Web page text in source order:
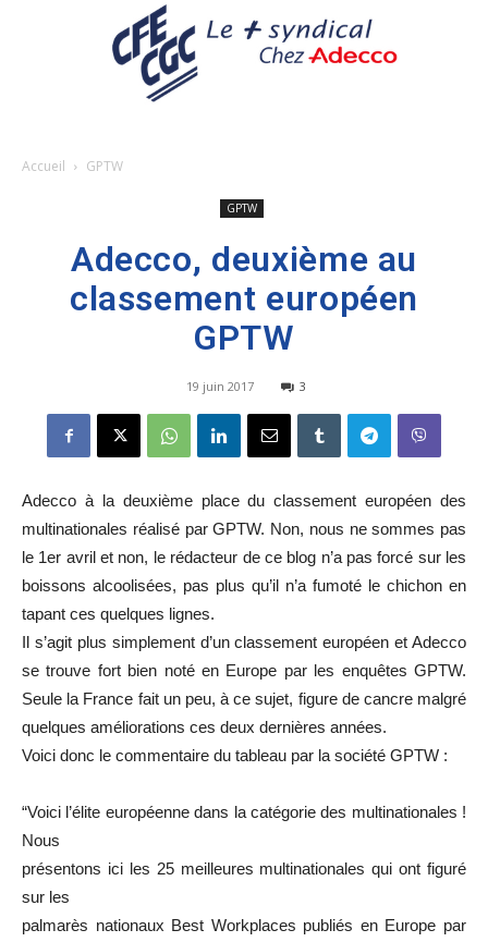
Accueil GPTW
GPTW
Adecco, deuxième au
classement européen
GPTW
19 juin 2017 3
Adecco à la deuxième place du classement européen des
multinationales réalisé par GPTW. Non, nous ne sommes pas
le 1er avril et non, le rédacteur de ce blog n’a pas forcé sur les
boissons alcoolisées, pas plus qu’il n’a fumoté le chichon en
tapant ces quelques lignes.
Il s’agit plus simplement d’un classement européen et Adecco
se trouve fort bien noté en Europe par les enquêtes GPTW.
Seule la France fait un peu, à ce sujet, figure de cancre malgré
quelques améliorations ces deux dernières années.
Voici donc le commentaire du tableau par la société GPTW :
“Voici l’élite européenne dans la catégorie des multinationales !
Nous
présentons ici les 25 meilleures multinationales qui ont figuré
sur les
palmarès nationaux Best Workplaces publiés en Europe par